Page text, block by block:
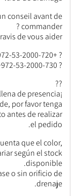
conseil avant de
commander ?
de vous aider.
? +972-53-2000-720
? WhatsApp : +972-53-2000-730
??
¡Pequeña pero llena de presencia! ?
por favor tenga
antes de realizar
el pedido.
que el color,
según el stock
disponible.
o sin orificio de
drenaje.